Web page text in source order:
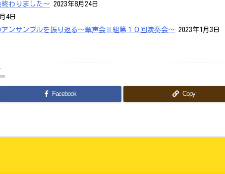
わりました〜 2023年8月24日
4日
ンサンブルを振り返る～翠声会Ⅱ組第１０回演奏会～ 2023年1月3日
Facebook Copy